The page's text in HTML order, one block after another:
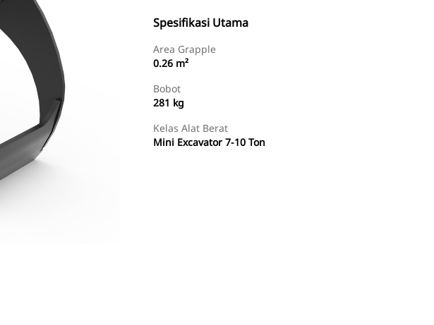
Spesifikasi Utama
Area Grapple
0.26 m²
Bobot
281 kg
Kelas Alat Berat
Mini Excavator 7-10 Ton